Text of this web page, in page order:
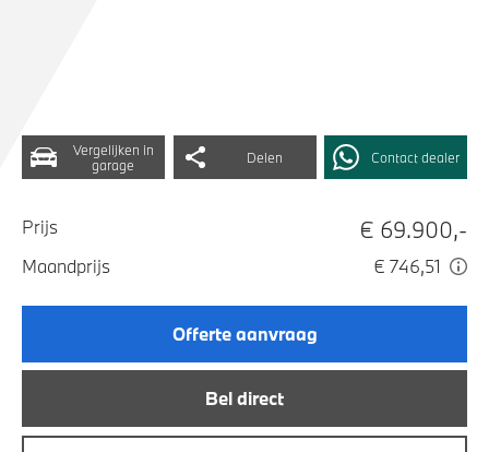
Vergelijken in
garage
Delen Contact dealer
Prijs € 69.900,-
Maandprijs € 746,51
Offerte aanvraag
Bel direct